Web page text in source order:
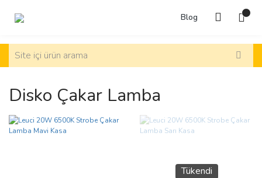
Blog
Disko Çakar Lamba
Tükendi